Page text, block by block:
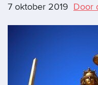
7 oktober 2019 Door